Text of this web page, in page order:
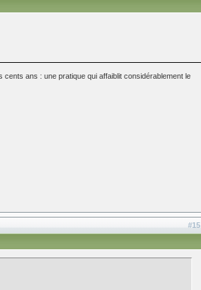
ans : une pratique qui affaiblit considérablement le
#15